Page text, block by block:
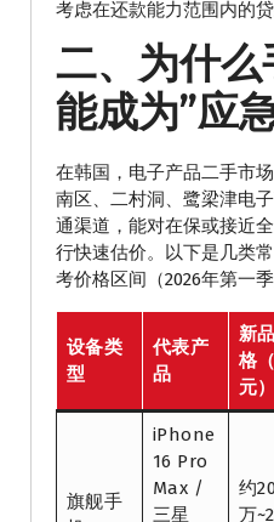
考虑在还款能力范围内的贷
二、为什
能成为”应
在韩国，电子产品二手市
南区、二村洞、鹭梁津电
通渠道，能对在保或接近
行快速估价。以下是几类
考价格区间（2026年第一
设备类
型
代表产
品
新
格
元）
旗舰手
iPhone
16 Pro
Max /
三星
约
万